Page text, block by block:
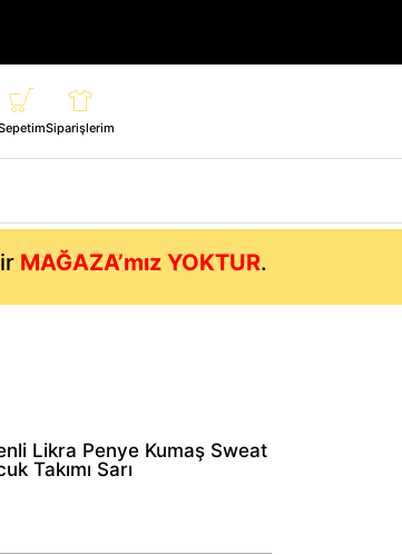
Siparişlerim
MAĞAZA’mız YOKTUR.
Likra Penye Kumaş Sweat
Takımı Sarı